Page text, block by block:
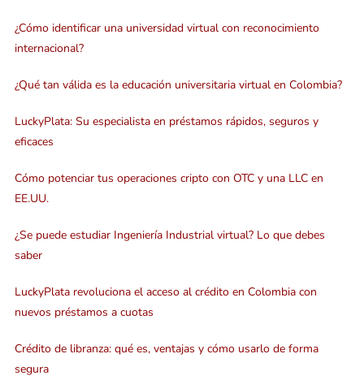
¿Cómo identificar una universidad virtual con reconocimiento
internacional?
¿Qué tan válida es la educación universitaria virtual en Colombia?
LuckyPlata: Su especialista en préstamos rápidos, seguros y
eficaces
Cómo potenciar tus operaciones cripto con OTC y una LLC en
EE.UU.
¿Se puede estudiar Ingeniería Industrial virtual? Lo que debes
saber
LuckyPlata revoluciona el acceso al crédito en Colombia con
nuevos préstamos a cuotas
Crédito de libranza: qué es, ventajas y cómo usarlo de forma
segura